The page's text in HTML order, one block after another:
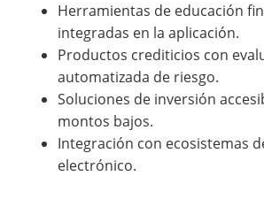
Herramientas de educación
integradas en la aplicación.
Productos crediticios con
automatizada de riesgo.
Soluciones de inversión
montos bajos.
Integración con ecosistemas
electrónico.